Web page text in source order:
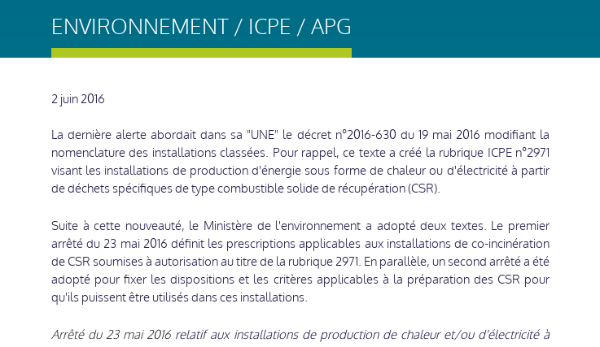
ENVIRONNEMENT / ICPE / APG
2 juin 2016
La dernière alerte abordait dans sa "UNE" le décret n°2016-630 du 19 mai 2016 modifiant la
nomenclature des installations classées. Pour rappel, ce texte a créé la rubrique ICPE n°2971
visant les installations de production d'énergie sous forme de chaleur ou d'électricité à partir
de déchets spécifiques de type combustible solide de récupération (CSR).
Suite à cette nouveauté, le Ministère de l'environnement a adopté deux textes. Le premier
arrêté du 23 mai 2016 définit les prescriptions applicables aux installations de co-incinération
de CSR soumises à autorisation au titre de la rubrique 2971. En parallèle, un second arrêté a été
adopté pour fixer les dispositions et les critères applicables à la préparation des CSR pour
qu'ils puissent être utilisés dans ces installations.
Arrêté du 23 mai 2016 relatif aux installations de production de chaleur et/ou d'électricité à